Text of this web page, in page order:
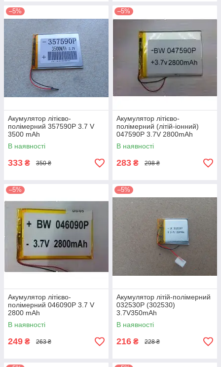
–5%
Акумулятор літієво-
полімерний 357590P 3.7 V
3500 mAh
В наявності
333 ₴ 350 ₴
–5%
Акумулятор літієво-
полімерний (літій-іонний)
047590P 3.7V 2800mAh
В наявності
283 ₴ 298 ₴
–5%
Акумулятор літієво-
полімерний 046090P 3.7 V
2800 mAh
В наявності
249 ₴ 263 ₴
–5%
Акумулятор літій-полімерний
032530P (302530)
3.7V350mAh
В наявності
216 ₴ 228 ₴